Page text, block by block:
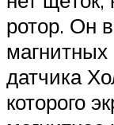
ротор. Он
датчика
которого